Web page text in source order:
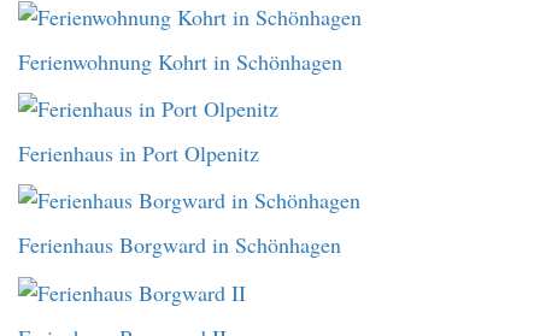
Ferienwohnung Kohrt in Schönhagen
Ferienhaus in Port Olpenitz
Ferienhaus Borgward in Schönhagen